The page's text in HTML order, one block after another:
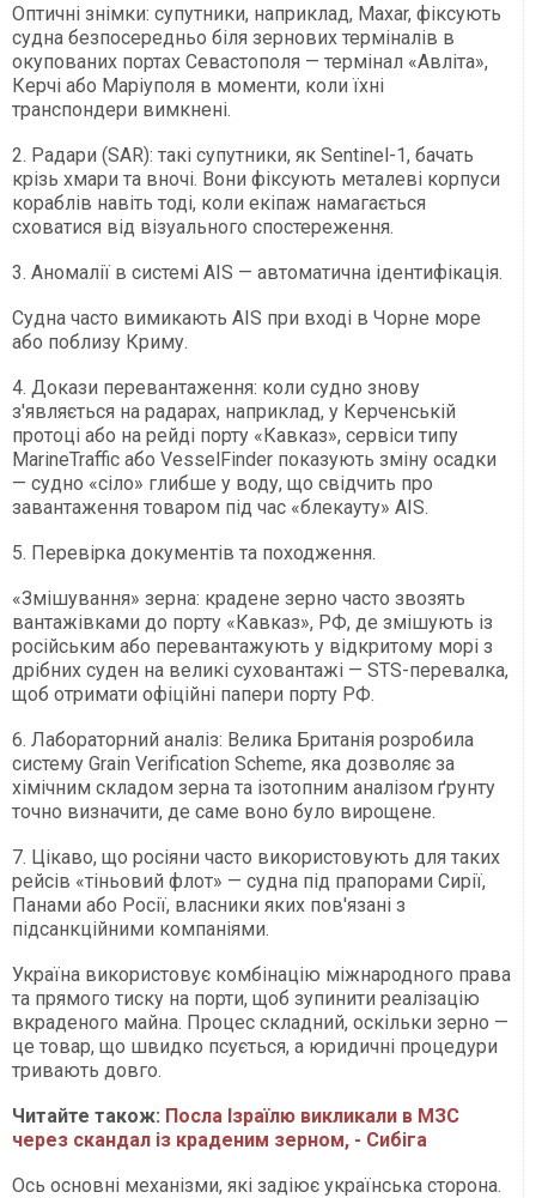
Оптичні знімки: супутники, наприклад, Maxar, фіксують
судна безпосередньо біля зернових терміналів в
окупованих портах Севастополя — термінал «Авліта»,
Керчі або Маріуполя в моменти, коли їхні
транспондери вимкнені.
2. Радари (SAR): такі супутники, як Sentinel-1, бачать
крізь хмари та вночі. Вони фіксують металеві корпуси
кораблів навіть тоді, коли екіпаж намагається
сховатися від візуального спостереження.
3. Аномалії в системі AIS — автоматична ідентифікація.
Судна часто вимикають AIS при вході в Чорне море
або поблизу Криму.
4. Докази перевантаження: коли судно знову
з'являється на радарах, наприклад, у Керченській
протоці або на рейді порту «Кавказ», сервіси типу
MarineTraffic або VesselFinder показують зміну осадки
— судно «сіло» глибше у воду, що свідчить про
завантаження товаром під час «блекауту» AIS.
5. Перевірка документів та походження.
«Змішування» зерна: крадене зерно часто звозять
вантажівками до порту «Кавказ», РФ, де змішують із
російським або перевантажують у відкритому морі з
дрібних суден на великі суховантажі — STS-перевалка,
щоб отримати офіційні папери порту РФ.
6. Лабораторний аналіз: Велика Британія розробила
систему Grain Verification Scheme, яка дозволяє за
хімічним складом зерна та ізотопним аналізом ґрунту
точно визначити, де саме воно було вирощене.
7. Цікаво, що росіяни часто використовують для таких
рейсів «тіньовий флот» — судна під прапорами Сирії,
Панами або Росії, власники яких пов'язані з
підсанкційними компаніями.
Україна використовує комбінацію міжнародного права
та прямого тиску на порти, щоб зупинити реалізацію
вкраденого майна. Процес складний, оскільки зерно —
це товар, що швидко псується, а юридичні процедури
тривають довго.
Читайте також: Посла Ізраїлю викликали в МЗС
через скандал із краденим зерном, - Сибіга
Ось основні механізми, які задіює українська сторона.